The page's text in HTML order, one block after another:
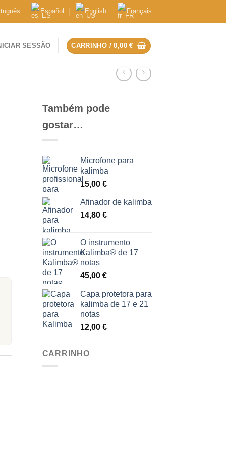
Español English Français
SESSÃO CARRINHO /0,00€
Também pode
gostar…
Microfone para
kalimba
15,00 €
Afinador de kalimba
14,80 €
O instrumento
Kalimba® de 17
notas
45,00 €
Capa protetora para
kalimba de 17 e 21
notas
12,00 €
CARRINHO